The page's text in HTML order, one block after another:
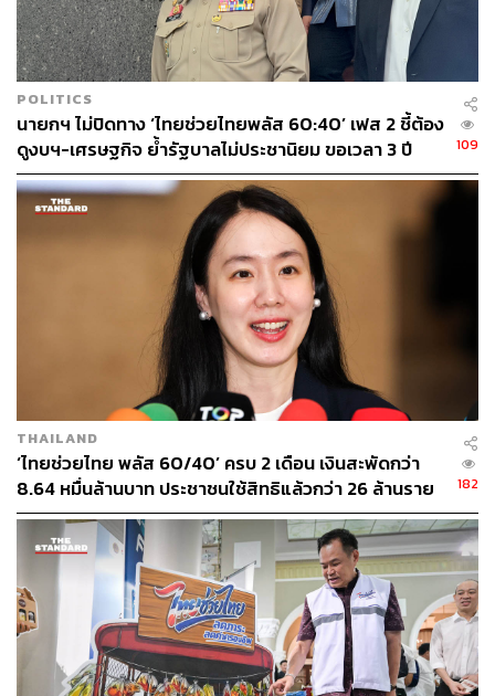
GrabMerchant ได้แล้วตั้งแต่วันนี้ เพื่อเตรียมลงทะเบียนบน
แอปฯถุงเงินและเลือกเข้าร่วมโครงการฯ กับ GrabFood ได้
ตั้งแต่วันที่ 10 มิถุนายน 2569 เป็นต้นไป ตามขั้นตอนดังต่อไป
นี้
สำหรับร้านอาหารศึกษาข้อตกลงและเงื่อนไขการเข้าร่วม
แคมเปญได้ตั้งแต่วันที่ 29 พ.ค. 2569 เป็นต้นไป
เข้าแบนเนอร์ โครงการไทยช่วยไทยพลัส 60/40 บน
แอปฯ GrabMerchant
คลิกดูรายละเอียดและ กด ‘ยอมรับข้อตกลงและ
ตรวจสอบ ‘เลขประจำตัวผู้เสียภาษี’ ให้ตรงกับในแอปฯ
สำหรับร้านอาหารลงทะเบียนบนแอปฯถุงเงิน และเลือกเข้า
ร่วมโครงการฯ กับ GrabFood ในวันที่ 10 มิ.ย. 2569 เป็นต้น
ไป
เข้าแอปฯ ถุงเงิน กด ‘สมัครฟรี’ ที่แบนเนอร์
เลือกเข้าร่วมไทยช่วยไทยพลัส 60/40 กับแพลตฟอร์ม
Grab
คัดลอก ‘รหัสร้านค้า’ จากแอปฯ GrabMerchant เพื่อ
กรอกข้อมูลบนแอปฯ ถุงเงิน
ยืนยันตัวตนด้วยรหัส OTP
ได้รับข้อความยืนยันการลงทะเบียนสำเร็จ
POLITICS
นายกฯ ไม่ปิดทาง ‘ไทยช่วยไทยพลัส 60:40’ เฟส 2 ชี้ต้อง
ดูงบฯ-เศรษฐกิจ ย้ำรัฐบาลไม่ประชานิยม ขอเวลา 3 ปี
พิสูจน์ผลงาน
109
THAILAND
‘ไทยช่วยไทย พลัส 60/40’ ครบ 2 เดือน เงินสะพัดกว่า
8.64 หมื่นล้านบาท ประชาชนใช้สิทธิแล้วกว่า 26 ล้านราย
ร้านค้าเข้าร่วมทะลุ 1.19 ล้านร้าน
182